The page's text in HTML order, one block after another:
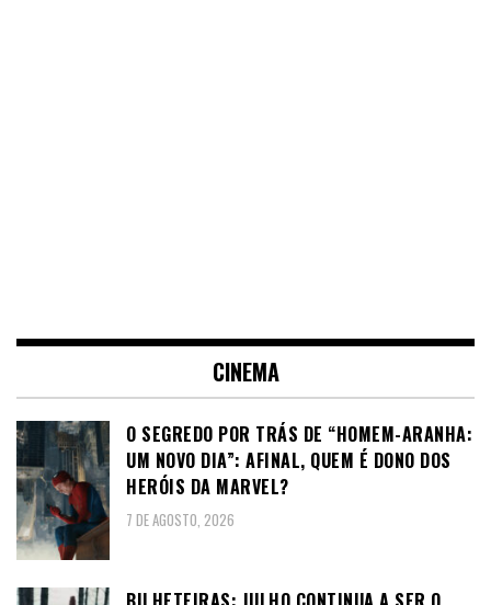
CINEMA
O SEGREDO POR TRÁS DE “HOMEM-ARANHA:
UM NOVO DIA”: AFINAL, QUEM É DONO DOS
HERÓIS DA MARVEL?
7 DE AGOSTO, 2026